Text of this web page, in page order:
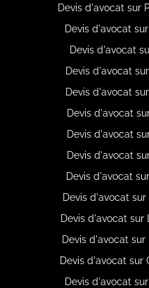
Devis d'avocat sur
Devis d'avocat
Devis d'avocat
Devis d'avocat
Devis d'avocat
Devis d'avocat
Devis d'avocat
Devis d'avocat
Devis d'avocat
Devis d'avocat
Devis d'avocat sur
Devis d'avocat
Devis d'avocat sur
Devis d'avocat